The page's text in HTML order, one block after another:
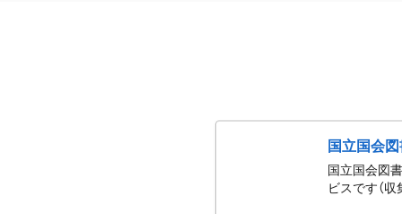
国立国会
国立国会図
ビスです（